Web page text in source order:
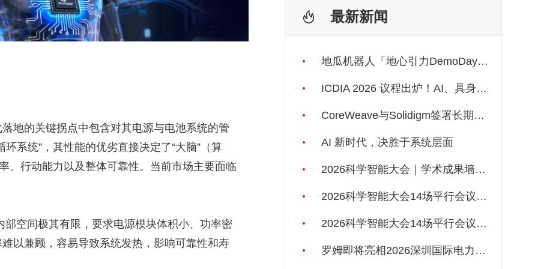
地的关键拐点中包含对其电源与电池系统的管
系统”，其性能的优劣直接决定了“大脑”（算
、行动能力以及整体可靠性。当前市场主要面临
空间极其有限，要求电源模块体积小、功率密
以兼顾，容易导致系统发热，影响可靠性和寿
最新新闻
地瓜机器人「地心引力DemoDay」收官，欧拉万象、巡领科技、眺月科技斩获前三
ICDIA 2026 议程出炉！AI、具身智能、3D IC一应俱全！
CoreWeave与Solidigm签署长期供应协议，强化一体化人工智能云平台
AI 新时代，决胜于系统层面
2026科学智能大会｜学术成果墙报开放征集
2026科学智能大会14场平行会议之二丨科学数据如何被AI“读懂”
2026科学智能大会14场平行会议之一｜AI4S 基础理论：AI能否自己发现自然规律？
罗姆即将亮相2026深圳国际电力元件、可再生能源管理展览会暨研讨会